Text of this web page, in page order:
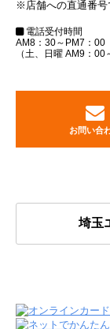
※店舗への直通番号
電話受付時間
AM8：30～PM7：00
（土、日曜 AM9：00
お問い合
埼玉